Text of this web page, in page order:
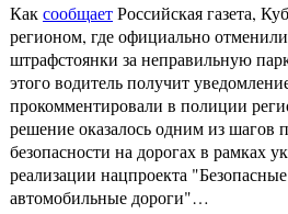
КаксообщаетРоссийская газета,
регионом, где официально
штрафстоянки за неправильную
этого водитель получит
прокомментировали в полиции
решение оказалось одним из
безопасности на дорогах в рамках
реализации нацпроекта
автомобильные дороги"…